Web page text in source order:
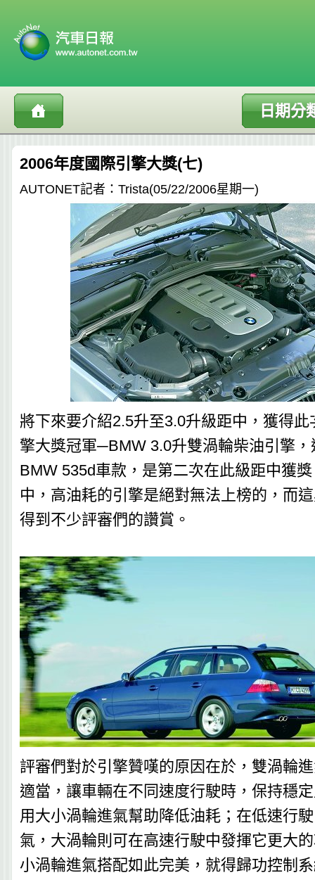
日期分
2006年度國際引擎大獎(七)
AUTONET記者：Trista(05/22/2006星期一)
將下來要介紹2.5升至3.0升級距中，獲得
擎大獎冠軍─BMW 3.0升雙渦輪柴油引擎
BMW 535d車款，是第二次在此級距中獲
中，高油耗的引擎是絕對無法上榜的，而
得到不少評審們的讚賞。
評審們對於引擎贊嘆的原因在於，雙渦輪
適當，讓車輛在不同速度行駛時，保持穩
用大小渦輪進氣幫助降低油耗；在低速行
氣，大渦輪則可在高速行駛中發揮它更大
小渦輪進氣搭配如此完美，就得歸功控制